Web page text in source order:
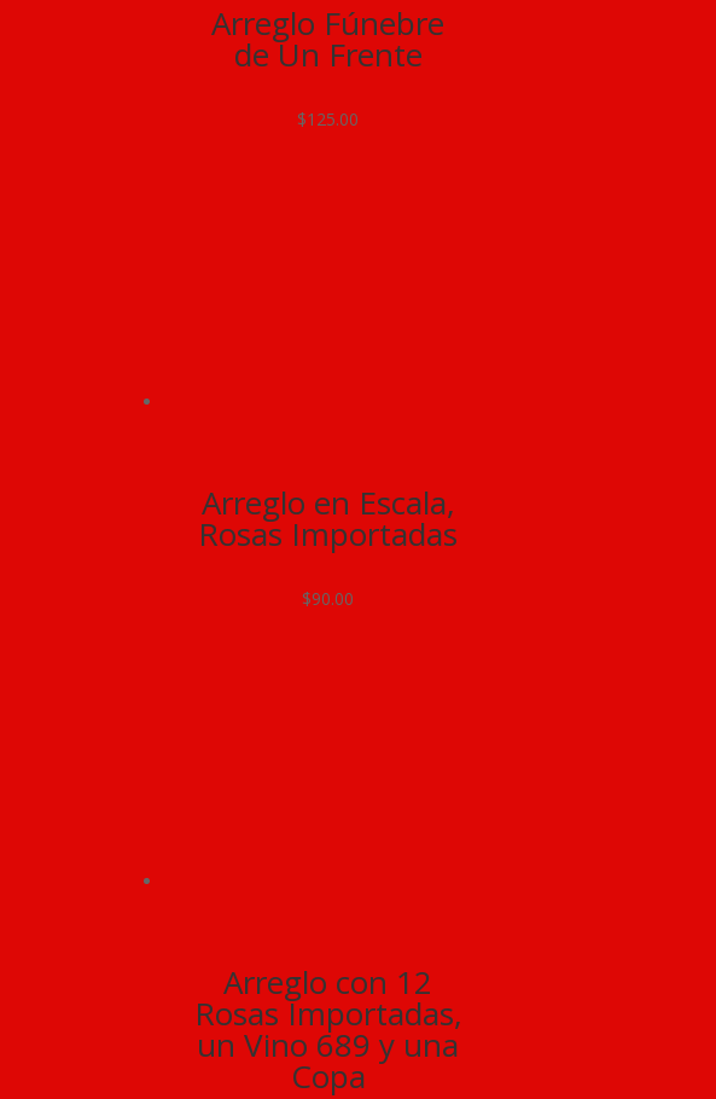
Arreglo Fúnebre
de Un Frente
$125.00
Arreglo en Escala,
Rosas Importadas
$90.00
Arreglo con 12
Rosas Importadas,
un Vino 689 y una
Copa